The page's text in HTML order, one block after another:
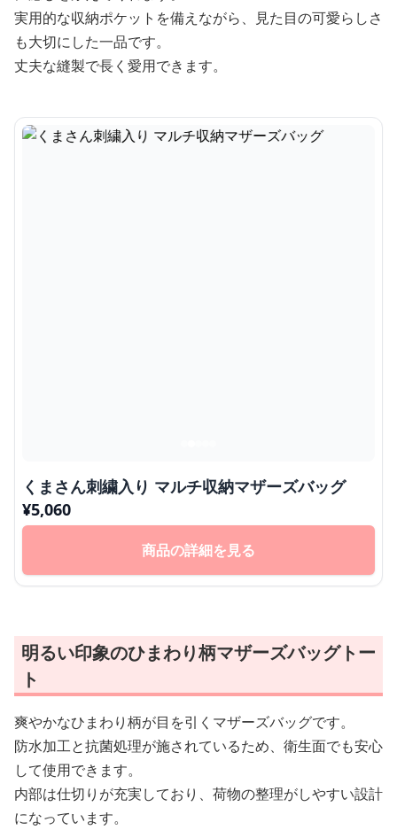
実用的な収納ポケットを備えながら、見た目の可愛らしさ
も大切にした一品です。
丈夫な縫製で長く愛用できます。
くまさん刺繍入り マルチ収納マザーズバッグ
¥5,060
商品の詳細を見る
明るい印象のひまわり柄マザーズバッグトー
ト
爽やかなひまわり柄が目を引くマザーズバッグです。
防水加工と抗菌処理が施されているため、衛生面でも安心
して使用できます。
内部は仕切りが充実しており、荷物の整理がしやすい設計
になっています。